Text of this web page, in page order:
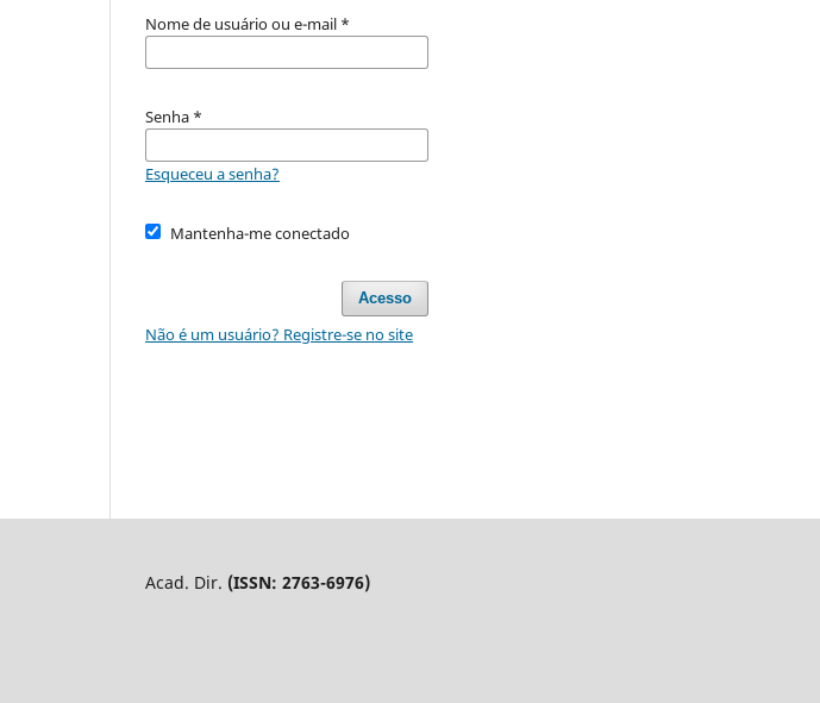
Nome de usuário ou e-mail *
Senha *
Esqueceu a senha?
Mantenha-me conectado
Acesso
Não é um usuário? Registre-se no site
Acad. Dir. (ISSN: 2763-6976)